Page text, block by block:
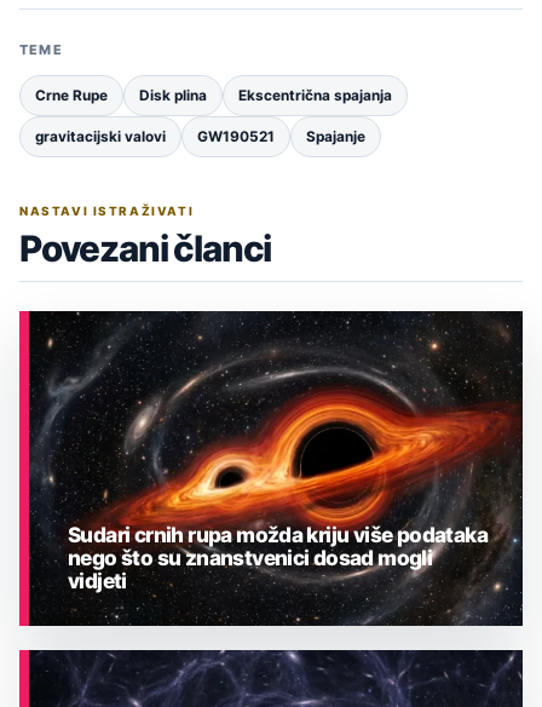
TEME
Crne Rupe Disk plina Ekscentrična spajanja
gravitacijski valovi GW190521 Spajanje
NASTAVI ISTRAŽIVATI
Povezani članci
ASTRONOMIJA
Sudari crnih rupa možda kriju više podataka
nego što su znanstvenici dosad mogli
vidjeti